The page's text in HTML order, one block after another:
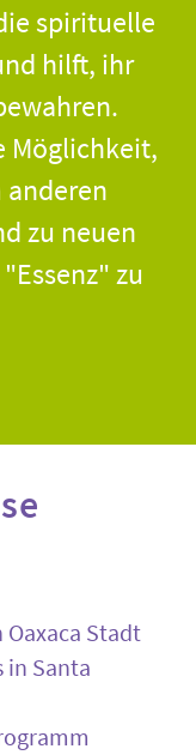
spirituelle
hilft, ihr
Möglichkeit,
anderen
zu neuen
zu
Stadt
in Santa